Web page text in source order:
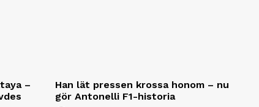
–
Han lät pressen krossa honom – nu
gör Antonelli F1-historia